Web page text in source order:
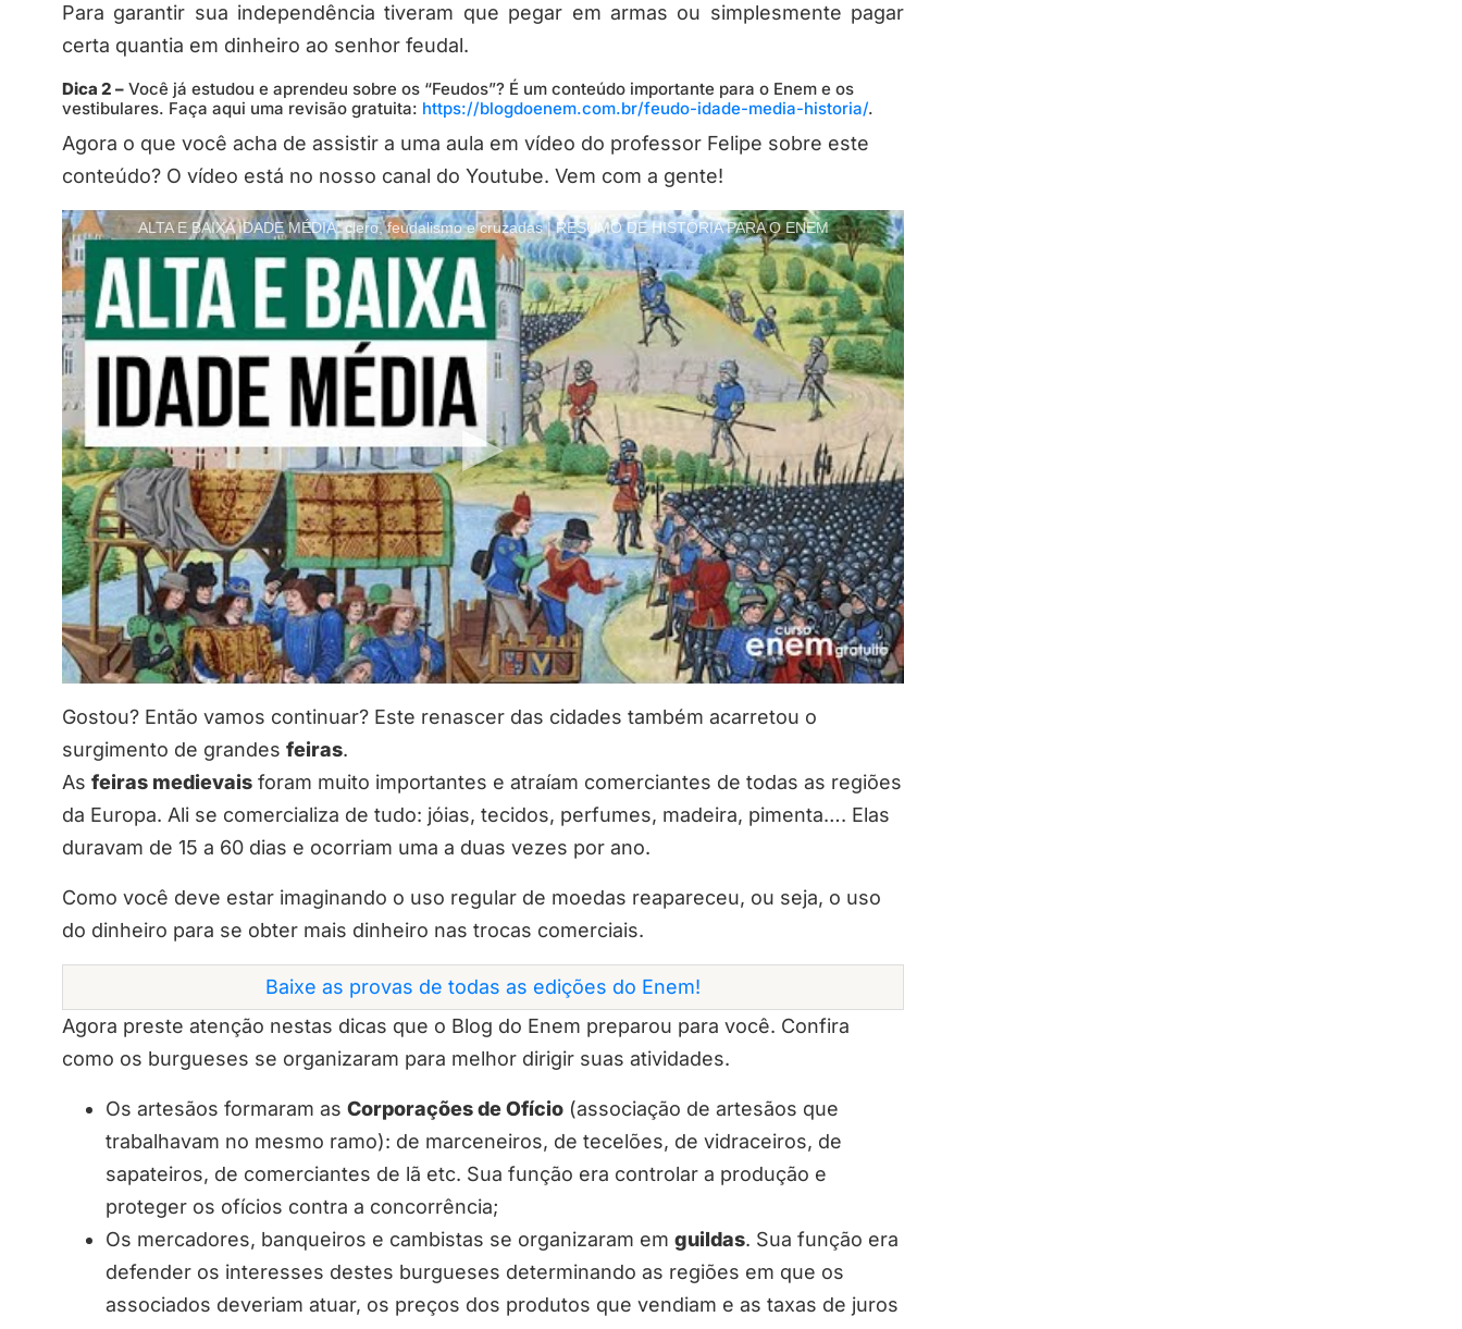
Para garantir sua independência tiveram que pegar em armas ou simplesmente pagar
certa quantia em dinheiro ao senhor feudal.
Dica 2 – Você já estudou e aprendeu sobre os “Feudos”? É um conteúdo importante para o Enem e os
vestibulares. Faça aqui uma revisão gratuita: https://blogdoenem.com.br/feudo-idade-media-historia/.
Agora o que você acha de assistir a uma aula em vídeo do professor Felipe sobre este
conteúdo? O vídeo está no nosso canal do Youtube. Vem com a gente!
ALTA E BAIXA IDADE MÉDIA: clero, feudalismo e cruzadas | RESUMO DE HISTÓRIA PARA O ENEM
Gostou? Então vamos continuar? Este renascer das cidades também acarretou o
surgimento de grandes feiras.
As feiras medievais foram muito importantes e atraíam comerciantes de todas as regiões
da Europa. Ali se comercializa de tudo: jóias, tecidos, perfumes, madeira, pimenta…. Elas
duravam de 15 a 60 dias e ocorriam uma a duas vezes por ano.
Como você deve estar imaginando o uso regular de moedas reapareceu, ou seja, o uso
do dinheiro para se obter mais dinheiro nas trocas comerciais.
Baixe as provas de todas as edições do Enem!
Agora preste atenção nestas dicas que o Blog do Enem preparou para você. Confira
como os burgueses se organizaram para melhor dirigir suas atividades.
Os artesãos formaram as Corporações de Ofício (associação de artesãos que
trabalhavam no mesmo ramo): de marceneiros, de tecelões, de vidraceiros, de
sapateiros, de comerciantes de lã etc. Sua função era controlar a produção e
proteger os ofícios contra a concorrência;
Os mercadores, banqueiros e cambistas se organizaram em guildas. Sua função era
defender os interesses destes burgueses determinando as regiões em que os
associados deveriam atuar, os preços dos produtos que vendiam e as taxas de juros